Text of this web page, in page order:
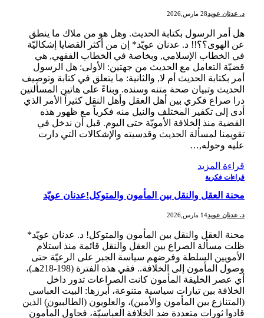
د. عدنان عويد28 مارس,2026
هل أمر الرسول بكتابة الحديث. وهل هو من ملاك ما ينطق
عن الهوى؟؟!! د. عدنان عويّد* إن من أكثر القضايا إشكاليّة
في الخطاب الإسلامي, وبخاصة في الخطاب الفقهي, هي
قضيّة التعامل مع الحديث من جهتين: الأولى: هل الرسول
أمر بكتابة الحديث أم لا, والثانية: ما يتعلق في كتابة وتوصيف
الحديث وتبيان صحة متنه وسنده. وبناءً على هاتين المسألتين
درا صراع فكري بين أهل العقل وأهل النقل كثيراً الأمر الذي
أدى إلى تكفير المختلف والنيل منه فكرياً مع ظهور هذه
القضية منذ الخلافة الأمويّة حتى اليوم. قبل أن ندخل في
تقويمنا لمسألة الحديث وقدسيته والإشكالات التي دارت
عليه وحوله,…
قراءة المزيد
قراءات فكرية
محنة العقل والنقل بين المأمون والمتوكل!عدنان عويّد
د. عدنان عويد14 مارس,2026
محنة العقل والنقل بين المأمون والمتوكل! د. عدنان عويّد*
ظلت مسألة الصراع بين العقل والنقل قائمة منذ استلام
الأمويين السلطة وفرضهم سياسة الجبر على الرعيّة حتى
وصول المأمون إلى الخلافة.. ففي هذه الفترة (198-218هـ)،
أي عصر الخليفة المأمون كانت الصراعات تدور داخل
الخلافة بين تيارات سياسية متنوعة، أبرزها: البيت العباسي
(المتنازع بين المأمون والأمين)، والعلويون (الطالبيون) الذين
قادوا ثورات متعددة ضد الخلافة العباسيّة، فحاول المأمون